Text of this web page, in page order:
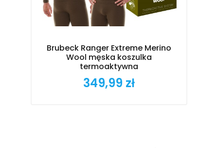
Brubeck Ranger Extreme Merino
Wool męska koszulka
termoaktywna
Cena
349,99 zł